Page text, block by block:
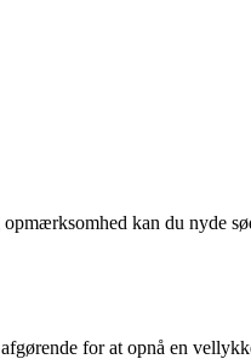
kan du nyde
for at opnå en